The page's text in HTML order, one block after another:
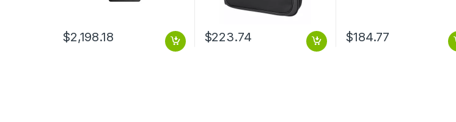
$2,198.18 $223.74 $184.77